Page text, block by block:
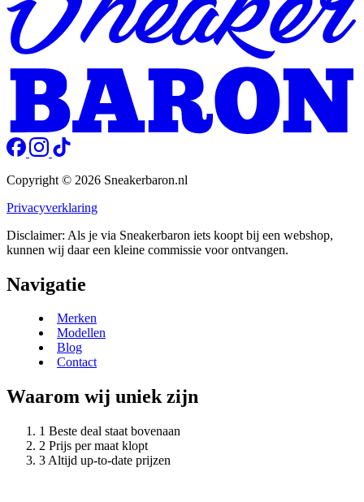
Copyright © 2026 Sneakerbaron.nl
Privacyverklaring
Disclaimer: Als je via Sneakerbaron iets koopt bij een webshop,
kunnen wij daar een kleine commissie voor ontvangen.
Navigatie
Merken
Modellen
Blog
Contact
Waarom wij uniek zijn
Beste deal staat bovenaan
Prijs per maat klopt
Altijd up-to-date prijzen